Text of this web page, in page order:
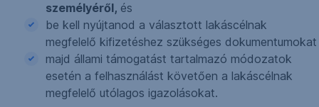
személyéről, és
be kell nyújtanod a választott lakáscélnak
megfelelő kifizetéshez szükséges dokumentumokat
majd állami támogatást tartalmazó módozatok
esetén a felhasználást követően a lakáscélnak
megfelelő utólagos igazolásokat.